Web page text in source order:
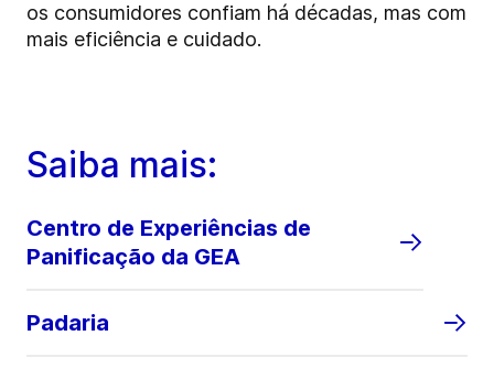
os consumidores confiam há décadas, mas com
mais eficiência e cuidado.
Saiba mais:
Centro de Experiências de
Panificação da GEA
Padaria